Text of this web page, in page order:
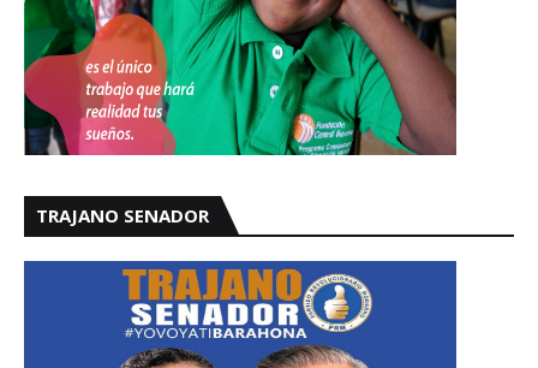
TRAJANO SENADOR